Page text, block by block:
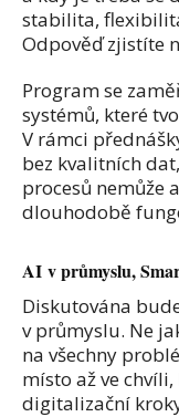
stabilita,
Odpověď zjistíte
Program se
systémů, které
V rámci
bez kvalitních
procesů nemůže
dlouhodobě
AI v průmyslu,
Diskutována
v průmyslu. Ne
na všechny
místo až ve
digitalizační